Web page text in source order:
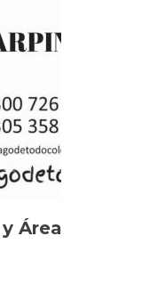
Área